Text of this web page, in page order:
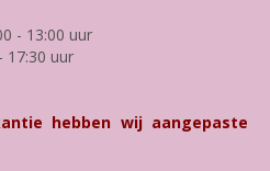
- 13:00 uur
17:30 uur
hebben wij aangepaste